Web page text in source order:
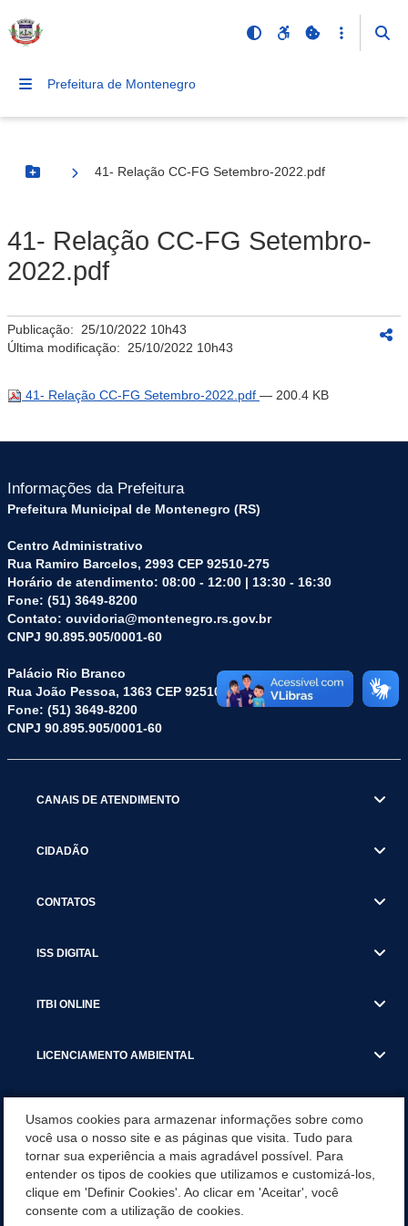
Prefeitura de Montenegro
Botão Menu
41- Relação CC-FG Setembro-2022.pdf
41- Relação CC-FG Setembro-
2022.pdf
Publicação: 25/10/2022 10h43
Última modificação: 25/10/2022 10h43
41- Relação CC-FG Setembro-2022.pdf — 200.4 KB
Informações da Prefeitura
Prefeitura Municipal de Montenegro (RS)
Centro Administrativo
Rua Ramiro Barcelos, 2993 CEP 92510-275
Horário de atendimento: 08:00 - 12:00 | 13:30 - 16:30
Fone: (51) 3649-8200
Contato: ouvidoria@montenegro.rs.gov.br
CNPJ 90.895.905/0001-60
Palácio Rio Branco
Rua João Pessoa, 1363 CEP 92510-045
Fone: (51) 3649-8200
CNPJ 90.895.905/0001-60
CANAIS DE ATENDIMENTO
CIDADÃO
CONTATOS
ISS DIGITAL
ITBI ONLINE
LICENCIAMENTO AMBIENTAL
SERVIÇOS
SERVIÇOS DO DEPARTAMENTO DE RECEITA MUNICIPAL
Usamos cookies para armazenar informações sobre como
você usa o nosso site e as páginas que visita. Tudo para
tornar sua experiência a mais agradável possível. Para
entender os tipos de cookies que utilizamos e customizá-los,
clique em 'Definir Cookies'. Ao clicar em 'Aceitar', você
consente com a utilização de cookies.